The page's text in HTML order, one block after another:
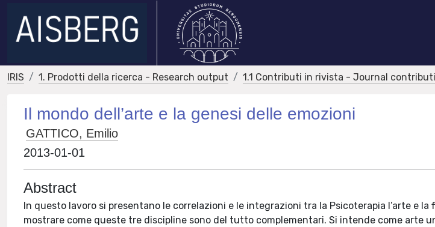
IRIS 1. Prodotti della ricerca - Research output 1.1 Contributi in rivista - Journal
Il mondo dell’arte e la genesi delle emozioni
GATTICO, Emilio
2013-01-01
Abstract
In questo lavoro si presentano le correlazioni e le integrazioni tra la Psicoterapia l’arte e
mostrare come queste tre discipline sono del tutto complementari. Si intende come arte